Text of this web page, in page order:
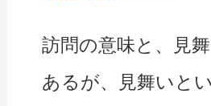
訪問の意味と、見
あるが、見舞いと